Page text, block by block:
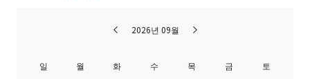
2026년 09월
일 월 화 수 목 금
토